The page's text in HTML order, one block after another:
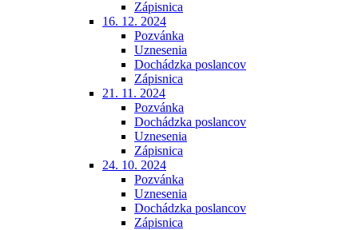
Zápisnica
16. 12. 2024
Pozvánka
Uznesenia
Dochádzka poslancov
Zápisnica
21. 11. 2024
Pozvánka
Dochádzka poslancov
Uznesenia
Zápisnica
24. 10. 2024
Pozvánka
Uznesenia
Dochádzka poslancov
Zápisnica